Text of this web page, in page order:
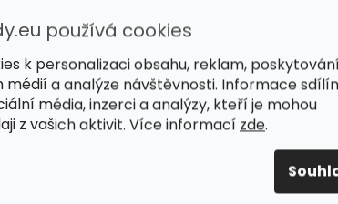
používá cookies
k personalizaci obsahu, reklam,
médií a analýze návštěvnosti. Informace
média, inzerci a analýzy, kteří je mohou
z vašich aktivit. Více informací zde.